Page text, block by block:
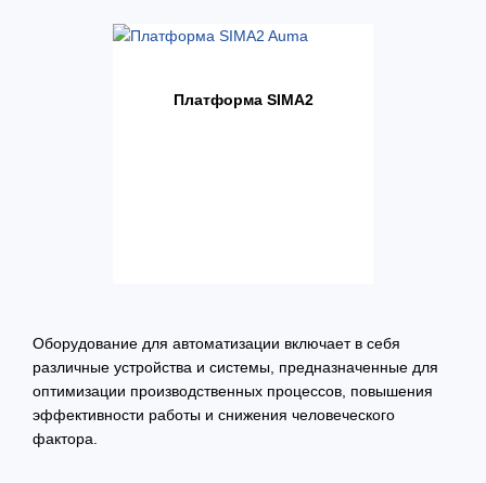
Платформа SIMA2
Оборудование для автоматизации включает в себя
различные устройства и системы, предназначенные для
оптимизации производственных процессов, повышения
эффективности работы и снижения человеческого
фактора.